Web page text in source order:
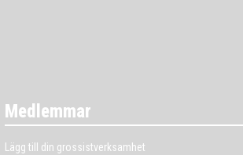
Medlemmar
Lägg till din grossistverksamhet